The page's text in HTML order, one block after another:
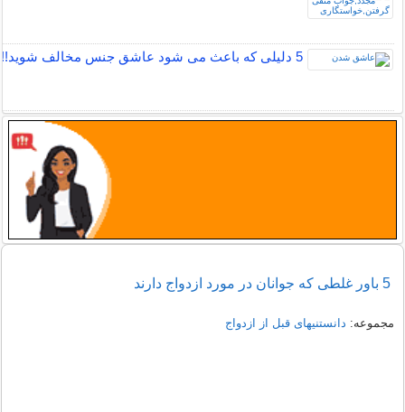
5 دلیلی که باعث می شود عاشق جنس مخالف شوید!!
5 باور غلطی که جوانان در مورد ازدواج دارند
مجموعه: دانستنیهای قبل از ازدواج